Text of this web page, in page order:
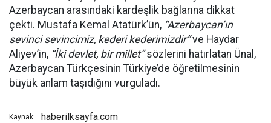
Azerbaycan arasındaki kardeşlik bağlarına dikkat
çekti. Mustafa Kemal Atatürk’ün, “Azerbaycan’ın
sevinci sevincimiz, kederi kederimizdir”ve Haydar
Aliyev’in, “İki devlet, bir millet”sözlerini hatırlatan Ünal,
Azerbaycan Türkçesinin Türkiye’de öğretilmesinin
büyük anlam taşıdığını vurguladı.
Kaynak: haberilksayfa.com